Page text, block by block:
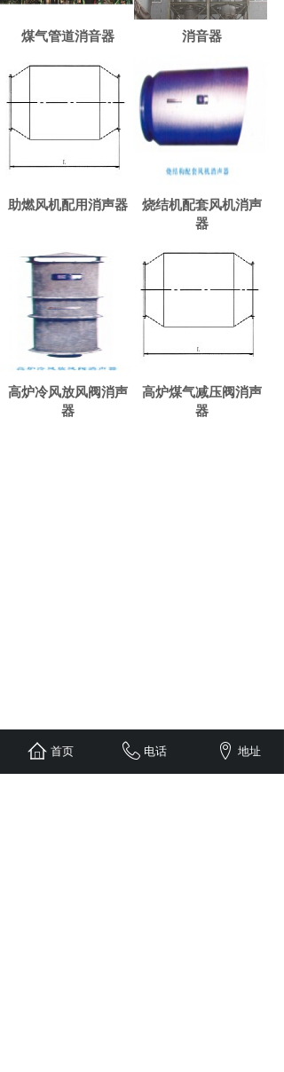
煤气管道消音器 消音器
助燃风机配用消声器
烧结机配套风机消声
器
高炉冷风放风阀消声
器
高炉煤气减压阀消声
器
首页 电话 地址